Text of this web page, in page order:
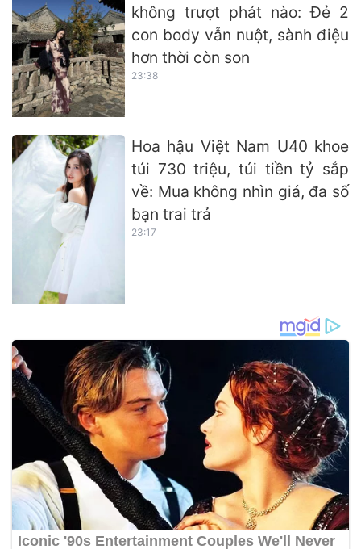
không trượt phát nào: Đẻ 2
con body vẫn nuột, sành điệu
hơn thời còn son
23:38
Hoa hậu Việt Nam U40 khoe
túi 730 triệu, túi tiền tỷ sắp
về: Mua không nhìn giá, đa số
bạn trai trả
23:17